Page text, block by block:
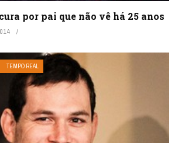
por pai que não vê há 25 anos
TEMPO REAL